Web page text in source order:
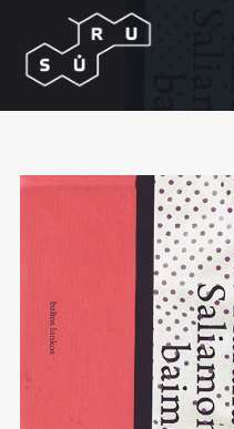
Romain
Saliamono
Posted On 2016/03/06